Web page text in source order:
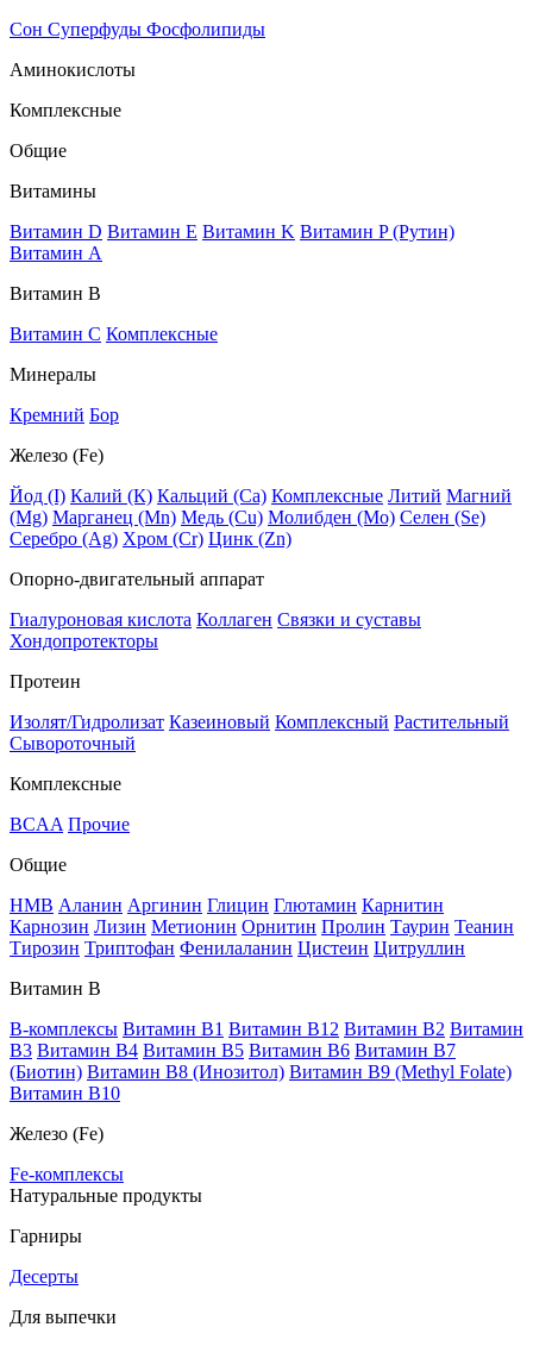
Сон Суперфуды Фосфолипиды
Аминокислоты
Комплексные
Общие
Витамины
Витамин D Витамин E Витамин K Витамин P (Рутин)
Витамин А
Витамин В
Витамин C Комплексные
Минералы
Кремний Бор
Железо (Fe)
Йод (I) Калий (К) Кальций (Са) Комплексные Литий Магний
(Mg) Марганец (Mn) Медь (Сu) Молибден (Мо) Селен (Se)
Серебро (Ag) Хром (Cr) Цинк (Zn)
Опорно-двигательный аппарат
Гиалуроновая кислота Коллаген Связки и суставы
Хондопротекторы
Протеин
Изолят/Гидролизат Казеиновый Комплексный Растительный
Сывороточный
Комплексные
BCAA Прочие
Общие
HMB Аланин Аргинин Глицин Глютамин Карнитин
Карнозин Лизин Метионин Орнитин Пролин Таурин Теанин
Тирозин Триптофан Фенилаланин Цистеин Цитруллин
Витамин В
B-комплексы Витамин B1 Витамин B12 Витамин B2 Витамин
B3 Витамин B4 Витамин B5 Витамин B6 Витамин B7
(Биотин) Витамин B8 (Инозитол) Витамин B9 (Methyl Folate)
Витамин В10
Железо (Fe)
Fe-комплексы
Натуральные продукты
Гарниры
Десерты
Для выпечки